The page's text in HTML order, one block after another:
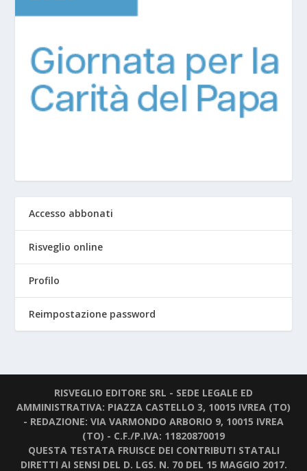
Accesso abbonati
Risveglio online
Profilo
Reimpostazione password
RISVEGLIO EDITORE SRL - SEDE LEGALE ED
AMMINISTRATIVA: PIAZZA CASTELLO 3, 10015 IVREA (TO)
- REDAZIONE: VIA VARMONDO ARBORIO 9, 10015 IVREA
(TO) - C.F./P.IVA: 11820870019
QUESTA TESTATA FRUISCE DEI CONTRIBUTI STATALI
DIRETTI AI SENSI DEL D. LGS. N. 70 DEL 15 MAGGIO 2017.